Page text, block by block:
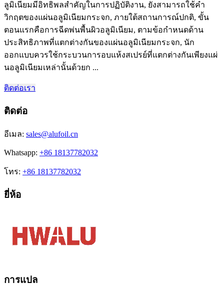
ลูมิเนียมมีอิทธิพลสำคัญในการปฏิบัติงาน, ยังสามารถใช้คำ
วิกฤตของแผ่นอลูมิเนียมกระจก, ภายใต้สถานการณ์ปกติ, ขั้น
ตอนแรกคือการฉีดพ่นพื้นผิวอลูมิเนียม, ตามข้อกำหนดด้าน
ประสิทธิภาพที่แตกต่างกันของแผ่นอลูมิเนียมกระจก, นัก
ออกแบบควรใช้กระบวนการอบแห้งสเปรย์ที่แตกต่างกันเพียงแผ่
นอลูมิเนียมเหล่านั้นด้วยก ...
ติดต่อเรา
ติดต่อ
อีเมล: sales@alufoil.cn
Whatsapp: +86 18137782032
โทร: +86 18137782032
ยี่ห้อ
การแปล